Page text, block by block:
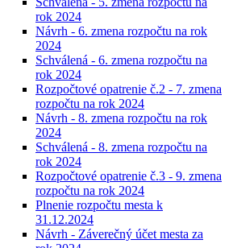
rok 2024
Návrh - 6. zmena rozpočtu na rok
2024
Schválená - 6. zmena rozpočtu na
rok 2024
Rozpočtové opatrenie č.2 - 7. zmena
rozpočtu na rok 2024
Návrh - 8. zmena rozpočtu na rok
2024
Schválená - 8. zmena rozpočtu na
rok 2024
Rozpočtové opatrenie č.3 - 9. zmena
rozpočtu na rok 2024
Plnenie rozpočtu mesta k
31.12.2024
Návrh - Záverečný účet mesta za